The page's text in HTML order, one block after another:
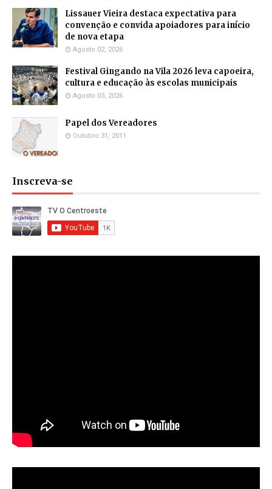
Lissauer Vieira destaca expectativa para
convenção e convida apoiadores para início
de nova etapa
Agosto 02, 2026
Festival Gingando na Vila 2026 leva capoeira,
cultura e educação às escolas municipais
Agosto 03, 2026
Papel dos Vereadores
Outubro 31, 2011
Inscreva-se